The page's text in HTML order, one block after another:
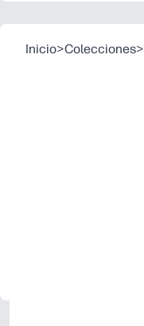
Inicio>Colecciones>